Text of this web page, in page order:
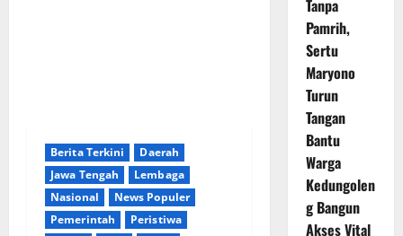
Berita Terkini
Daerah
Jawa Tengah
Lembaga
Nasional
News Populer
Pemerintah
Peristiwa
Tanpa
Pamrih,
Sertu
Maryono
Turun
Tangan
Bantu
Warga
Kedungolen
g Bangun
Akses Vital